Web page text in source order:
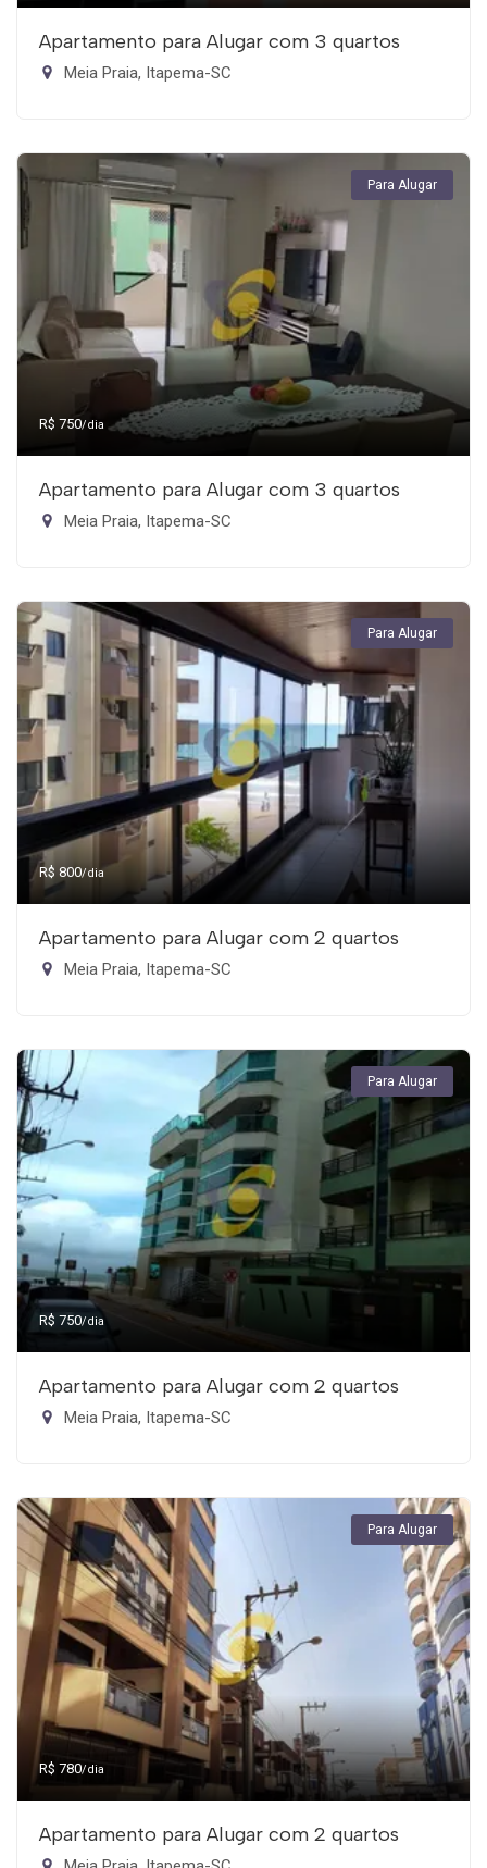
Apartamento para Alugar com 3 quartos
Meia Praia, Itapema-SC
Para Alugar
R$ 750/dia
Apartamento para Alugar com 3 quartos
Meia Praia, Itapema-SC
Para Alugar
R$ 800/dia
Apartamento para Alugar com 2 quartos
Meia Praia, Itapema-SC
Para Alugar
R$ 750/dia
Apartamento para Alugar com 2 quartos
Meia Praia, Itapema-SC
Para Alugar
R$ 780/dia
Apartamento para Alugar com 2 quartos